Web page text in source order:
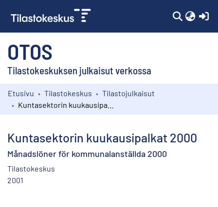
OTOS
Tilastokeskuksen julkaisut verkossa
Kokoelmat
Etusivu Tilastokeskus
Tilastojulkaisut
Kuntasektorin kuukausipalkat 2000
Månadslöner för kommunalanställda 2000
Tilastokeskus
2001